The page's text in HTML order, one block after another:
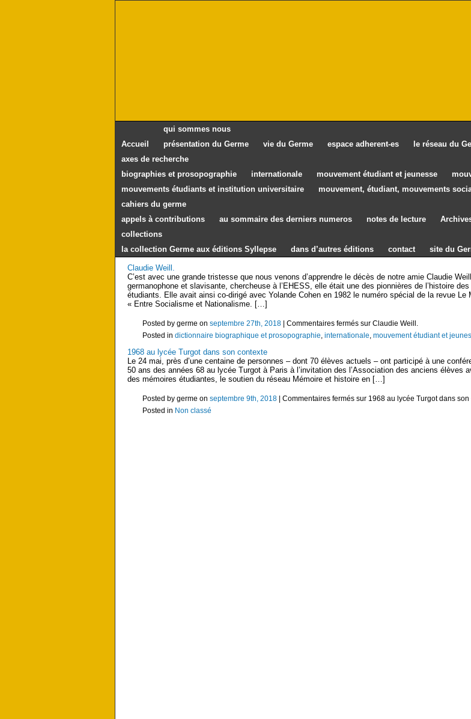
Accueil
qui sommes nous
présentation du Germe
vie du Germe espace adherent-es
le réseau du
axes de recherche
biographies et prosopographie
internationale mouvement étudiant et jeunesse
mouvements étudiants et institution universitaire
mouvement, étudiant, mouvements
cahiers du germe
appels à contributions
au sommaire des derniers numeros notes de lecture
collections
la collection Germe aux éditions Syllepse
dans d’autres éditions contact site du
Claudie Weill.
C’est avec une grande tristesse que nous venons d’apprendre le décès de notre amie Claudie
germanophone et slavisante, chercheuse à l’EHESS, elle était une des pionnières de l’histoire
étudiants. Elle avait ainsi co-dirigé avec Yolande Cohen en 1982 le numéro spécial de la revue Le
« Entre Socialisme et Nationalisme. […]
Posted by germe on septembre 27th, 2018 | Commentaires fermés sur Claudie Weill.
Posted in dictionnaire biographique et prosopographie internationale mouvement étudiant et
1968 au lycée Turgot dans son contexte
Le 24 mai, près d’une centaine de personnes – dont 70 élèves actuels – ont participé à une
50 ans des années 68 au lycée Turgot à Paris à l’invitation des l’Association des anciens élèves
des mémoires étudiantes, le soutien du réseau Mémoire et histoire en […]
Posted by germe on septembre 9th, 2018 | Commentaires fermés sur 1968 au lycée Turgot dans son
Posted in Non classé